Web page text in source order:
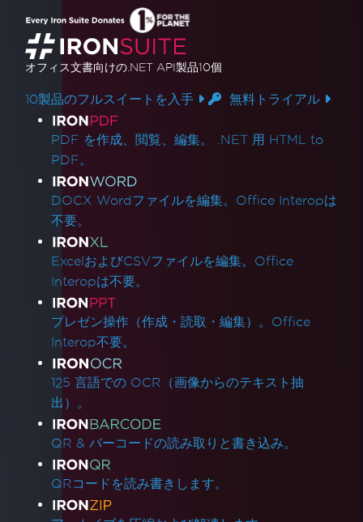
オフィス文書向けの.NET API製品10個
10製品のフルスイートを入手 無料トライアル
製品リンク
PDF を作成、閲覧、編集。 .NET 用 HTML to
PDF。
DOCX Wordファイルを編集。Office Interopは
不要。
ExcelおよびCSVファイルを編集。Office
Interopは不要。
プレゼン操作（作成・読取・編集）。Office
Interop不要。
125 言語での OCR（画像からのテキスト抽
出）。
QR & バーコードの読み取りと書き込み。
QRコードを読み書きします。